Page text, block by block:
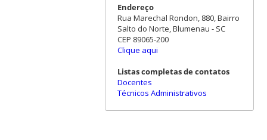
Endereço
Rua Marechal Rondon, 880, Bairro
Salto do Norte, Blumenau - SC
CEP 89065-200
Clique aqui
Listas completas de contatos
Docentes
Técnicos Administrativos